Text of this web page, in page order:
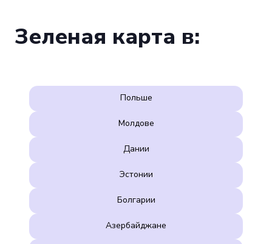
Зеленая карта в:
Польше
Молдове
Дании
Эстонии
Болгарии
Азербайджане